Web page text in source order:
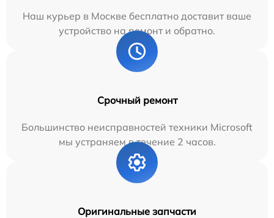
Наш курьер в Москве бесплатно доставит ваше
устройство на ремонт и обратно.
Срочный ремонт
Большинство неисправностей техники Microsoft
мы устраняем в течение 2 часов.
Оригинальные запчасти